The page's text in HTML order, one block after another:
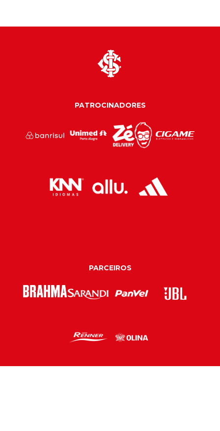
PATROCINADORES
PARCEIROS